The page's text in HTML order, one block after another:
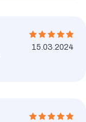
15.03.2024